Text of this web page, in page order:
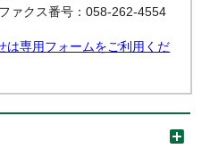
ァクス番号：058-262-4554
は専用フォームをご利用くだ